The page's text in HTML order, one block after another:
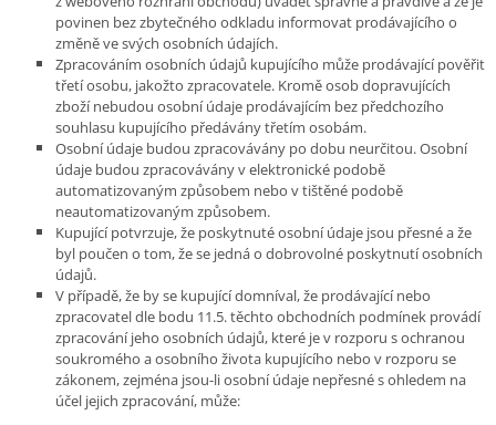
povinen bez zbytečného odkladu informovat prodávajícího o
změně ve svých osobních údajích.
Zpracováním osobních údajů kupujícího může prodávající pověřit
třetí osobu, jakožto zpracovatele. Kromě osob dopravujících
zboží nebudou osobní údaje prodávajícím bez předchozího
souhlasu kupujícího předávány třetím osobám.
Osobní údaje budou zpracovávány po dobu neurčitou. Osobní
údaje budou zpracovávány v elektronické podobě
automatizovaným způsobem nebo v tištěné podobě
neautomatizovaným způsobem.
Kupující potvrzuje, že poskytnuté osobní údaje jsou přesné a že
byl poučen o tom, že se jedná o dobrovolné poskytnutí osobních
údajů.
V případě, že by se kupující domníval, že prodávající nebo
zpracovatel dle bodu 11.5. těchto obchodních podmínek provádí
zpracování jeho osobních údajů, které je v rozporu s ochranou
soukromého a osobního života kupujícího nebo v rozporu se
zákonem, zejména jsou-li osobní údaje nepřesné s ohledem na
účel jejich zpracování, může: